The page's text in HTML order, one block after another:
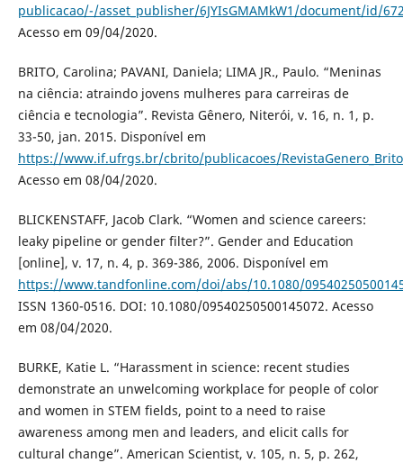
publicacao/-/asset_publisher/6JYIsGMAMkW1/document/id/
Acesso em 09/04/2020.
BRITO, Carolina; PAVANI, Daniela; LIMA JR., Paulo. “Meninas
na ciência: atraindo jovens mulheres para carreiras de
ciência e tecnologia”. Revista Gênero, Niterói, v. 16, n. 1, p.
33-50, jan. 2015. Disponível em
https://www.if.ufrgs.br/cbrito/publicacoes/
Acesso em 08/04/2020.
BLICKENSTAFF, Jacob Clark. “Women and science careers:
leaky pipeline or gender filter?”. Gender and Education
[online], v. 17, n. 4, p. 369-386, 2006. Disponível em
https://www.tandfonline.com/doi/abs/10.1080/
ISSN 1360-0516. DOI: 10.1080/09540250500145072. Acesso
em 08/04/2020.
BURKE, Katie L. “Harassment in science: recent studies
demonstrate an unwelcoming workplace for people of color
and women in STEM fields, point to a need to raise
awareness among men and leaders, and elicit calls for
cultural change”. American Scientist, v. 105, n. 5, p. 262,